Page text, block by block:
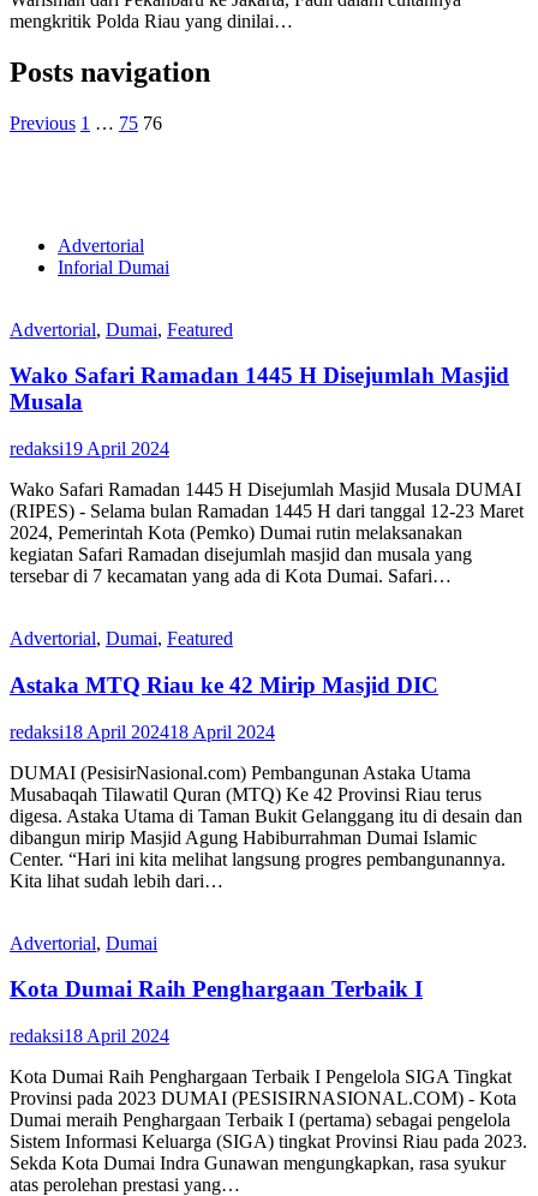
mengkritik Polda Riau yang dinilai…
Posts navigation
Previous 1 … 75 76
Advertorial
Inforial Dumai
Advertorial, Dumai, Featured
Wako Safari Ramadan 1445 H Disejumlah Masjid
Musala
redaksi19 April 2024
Wako Safari Ramadan 1445 H Disejumlah Masjid Musala DUMAI
(RIPES) - Selama bulan Ramadan 1445 H dari tanggal 12-23 Maret
2024, Pemerintah Kota (Pemko) Dumai rutin melaksanakan
kegiatan Safari Ramadan disejumlah masjid dan musala yang
tersebar di 7 kecamatan yang ada di Kota Dumai. Safari…
Advertorial, Dumai, Featured
Astaka MTQ Riau ke 42 Mirip Masjid DIC
redaksi18 April 202418 April 2024
DUMAI (PesisirNasional.com) Pembangunan Astaka Utama
Musabaqah Tilawatil Quran (MTQ) Ke 42 Provinsi Riau terus
digesa. Astaka Utama di Taman Bukit Gelanggang itu di desain dan
dibangun mirip Masjid Agung Habiburrahman Dumai Islamic
Center. “Hari ini kita melihat langsung progres pembangunannya.
Kita lihat sudah lebih dari…
Advertorial, Dumai
Kota Dumai Raih Penghargaan Terbaik I
redaksi18 April 2024
Kota Dumai Raih Penghargaan Terbaik I Pengelola SIGA Tingkat
Provinsi pada 2023 DUMAI (PESISIRNASIONAL.COM) - Kota
Dumai meraih Penghargaan Terbaik I (pertama) sebagai pengelola
Sistem Informasi Keluarga (SIGA) tingkat Provinsi Riau pada 2023.
Sekda Kota Dumai Indra Gunawan mengungkapkan, rasa syukur
atas perolehan prestasi yang…